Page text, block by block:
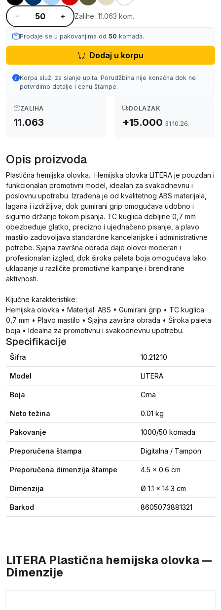
Zalihe: 11.063 kom.
Prodaje se u pakovanjima od 50 komada.
Dodaj u korpu
Korpa služi za slanje upita. Porudžbina nije konačna dok ne
potvrdimo detalje i cenu štampe.
ZALIHA
11.063
DOLAZAK
+15.000 31.10.26.
Opis proizvoda
Plastična hemijska olovka. Hemijska olovka LITERA je pouzdan i
funkcionalan promotivni model, idealan za svakodnevnu i
poslovnu upotrebu. Izrađena je od kvalitetnog ABS materijala,
lagana i izdržljiva, dok gumirani grip omogućava udobno i
sigurno držanje tokom pisanja. TC kuglica debljine 0,7 mm
obezbeđuje glatko, precizno i ujednačeno pisanje, a plavo
mastilo zadovoljava standardne kancelarijske i administrativne
potrebe. Sjajna završna obrada daje olovci moderan i
profesionalan izgled, dok široka paleta boja omogućava lako
uklapanje u različite promotivne kampanje i brendirane
aktivnosti.
Ključne karakteristike:
Hemijska olovka • Materijal: ABS • Gumirani grip • TC kuglica
0,7 mm • Plavo mastilo • Sjajna završna obrada • Široka paleta
boja • Idealna za promotivnu i svakodnevnu upotrebu.
Specifikacije
Šifra 10.212.10
Model LITERA
Boja Crna
Neto težina 0.01 kg
Pakovanje 1000/50 komada
Preporučena štampa Digitalna / Tampon
Preporučena dimenzija štampe 4.5 x 0.6 cm
Dimenzija Ø 1.1 x 14.3 cm
Barkod 8605073881321
LITERA Plastična hemijska olovka —
Dimenzije